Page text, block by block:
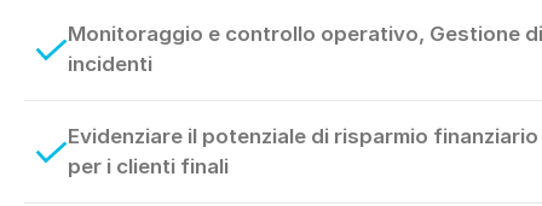
Monitoraggio e controllo operativo, Gestione di
incidenti
Evidenziare il potenziale di risparmio finanziario
per i clienti finali